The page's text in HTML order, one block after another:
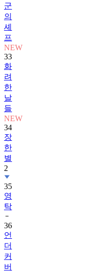
군
의
셰
프
NEW
33
화
려
한
날
들
NEW
34
장
한
별
2
35
영
탁
36
언
더
커
버